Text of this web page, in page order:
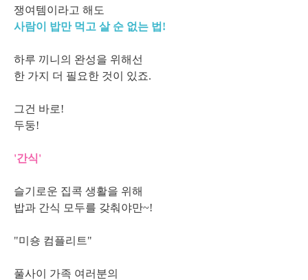
쟁여템이라고 해도
사람이 밥만 먹고 살 순 없는 법!
하루 끼니의 완성을 위해선
한 가지 더 필요한 것이 있죠.
그건 바로!
두둥!
'간식'
슬기로운 집콕 생활을 위해
밥과 간식 모두를 갖춰야만~!
"미숑 컴플리트"
풀사이 가족 여러분의